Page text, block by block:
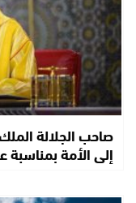
صاحب الجلالة
إلى الأمة